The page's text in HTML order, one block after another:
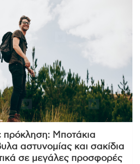
πρόκληση: Μποτάκια
αστυνομίας και σακίδια
σε μεγάλες προσφορές